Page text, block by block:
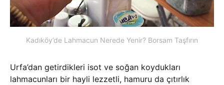
Kadıköy’de Lahmacun Nerede Yenir? Borsam Taşfırın
Urfa’dan getirdikleri isot ve soğan koydukları
lahmacunları bir hayli lezzetli, hamuru da çıtırlık